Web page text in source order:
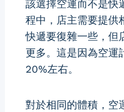
該選擇空運而不是快
程中，店主需要提供
快遞要復雜一些，但
更多。這是因為空運
20%左右。
對於相同的體積，空